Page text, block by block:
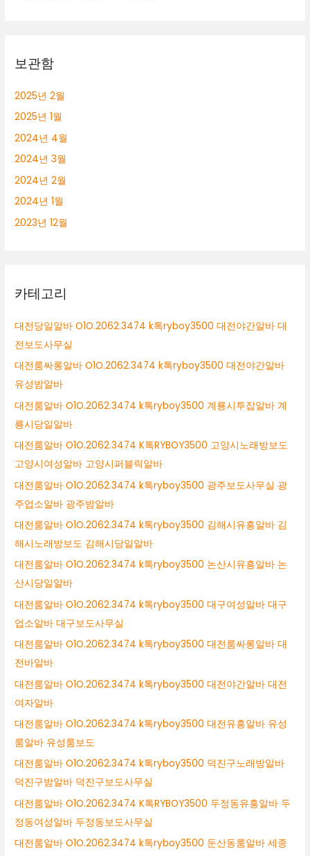
보관함
2025년 2월
2025년 1월
2024년 4월
2024년 3월
2024년 2월
2024년 1월
2023년 12월
카테고리
대전당일알바 O1O.2062.3474 k톡ryboy3500 대전야간알바 대
전보도사무실
대전룸싸롱알바 O1O.2062.3474 k톡ryboy3500 대전야간알바
유성밤알바
대전룸알바 O1O.2062.3474 k톡ryboy3500 계룡시투잡알바 계
룡시당일알바
대전룸알바 O1O.2062.3474 K톡RYBOY3500 고양시노래방보도
고양시여성알바 고양시퍼블릭알바
대전룸알바 O1O.2062.3474 k톡ryboy3500 광주보도사무실 광
주업소알바 광주밤알바
대전룸알바 O1O.2062.3474 k톡ryboy3500 김해시유흥알바 김
해시노래방보도 김해시당일알바
대전룸알바 O1O.2062.3474 k톡ryboy3500 논산시유흥알바 논
산시당일알바
대전룸알바 O1O.2062.3474 k톡ryboy3500 대구여성알바 대구
업소알바 대구보도사무실
대전룸알바 O1O.2062.3474 k톡ryboy3500 대전룸싸롱알바 대
전바알바
대전룸알바 O1O.2062.3474 k톡ryboy3500 대전야간알바 대전
여자알바
대전룸알바 O1O.2062.3474 k톡ryboy3500 대전유흥알바 유성
룸알바 유성룸보도
대전룸알바 O1O.2062.3474 k톡ryboy3500 덕진구노래방알바
덕진구밤알바 덕진구보도사무실
대전룸알바 O1O.2062.3474 K톡RYBOY3500 두정동유흥알바 두
정동여성알바 두정동보도사무실
대전룸알바 O1O.2062.3474 k톡ryboy3500 둔산동룸알바 세종